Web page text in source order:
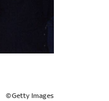
©Getty Images